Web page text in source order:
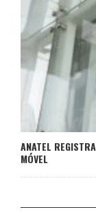
ANATEL
MÓVEL